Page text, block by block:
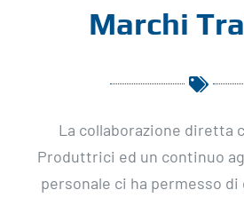
Marchi
La collaborazione diretta
Produttrici ed un continuo
personale ci ha permesso